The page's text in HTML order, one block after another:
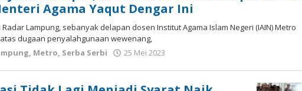
Agama Yaqut Dengar Ini
Lampung, sebanyak delapan dosen Institut Agama Islam Negeri (IAIN) Metro
dugaan penyalahgunaan wewenang,
, Metro, Serba Serbi 25 Mei 2023